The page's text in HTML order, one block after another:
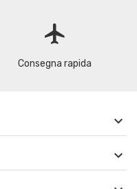
flight
Consegna rapida

